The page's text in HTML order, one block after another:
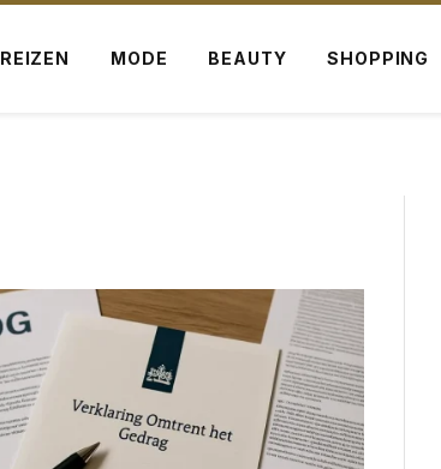
REIZEN MODE BEAUTY SHOPPING